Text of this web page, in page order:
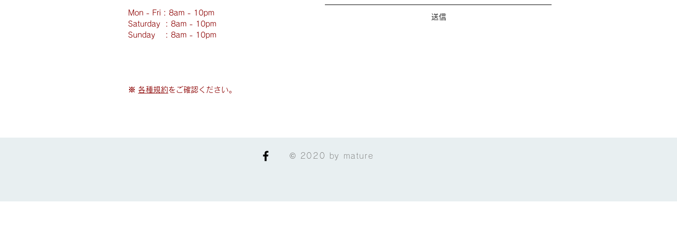
Mon - Fri : 8am - 10pm
​​Saturday : 8am - 10pm
​Sunday : 8am - 10pm
送信
※ 各種規約をご確認ください。
© 2020 by mature